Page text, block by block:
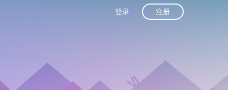
登录 注册